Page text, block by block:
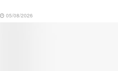
05/08/2026